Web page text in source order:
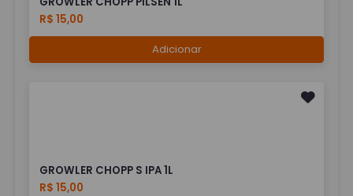
R$ 15,00
Adicionar
GROWLER CHOPP S IPA 1L
R$ 15,00